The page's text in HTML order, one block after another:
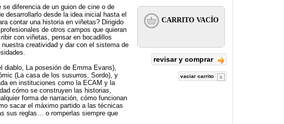
diferencia de un guion de cine o de
desarrollarlo desde la idea inicial hasta el
contar una historia en viñetas? Dirigido
de otros campos que quieran
con viñetas, pensar en bocadillos
creatividad y dar con el sistema de
diablo, La posesión de Emma Evans),
(La casa de los susurros, Sordo), y
en instituciones como la ECAM y la
cómo se construyen las historias,
forma de narración, cómo funcionan
sacar el máximo partido a las técnicas
sus reglas… o romperlas siempre que
revisar y comprar
vaciar carrito